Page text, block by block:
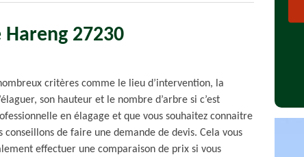
27230
critères comme le lieu d’intervention, la
son hauteur et le nombre d’arbre si c’est
en élagage et que vous souhaitez connaitre
de faire une demande de devis. Cela vous
effectuer une comparaison de prix si vous